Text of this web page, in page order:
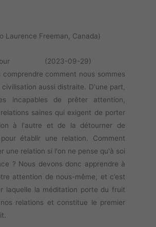
Laurence Freeman, Canada)
jour (2023-09-29)
comprendre comment nous sommes
aussi distraite. D'une part,
incapables de prêter attention,
saines qui exigent de porter
à l'autre et de la détourner de
établir une relation. Comment
une relation si l'on ne pense qu'à soi
? Nous devons donc apprendre à
attention de nous-même, et c’est
laquelle la méditation porte du fruit
relations et constitue le premier